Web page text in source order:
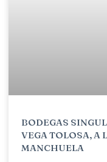
BODEGAS
VEGA TOLOSA, A
MANCHUELA